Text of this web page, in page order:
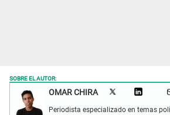
SOBRE EL AUTOR:
OMAR CHIRA
Periodista especializado en temas